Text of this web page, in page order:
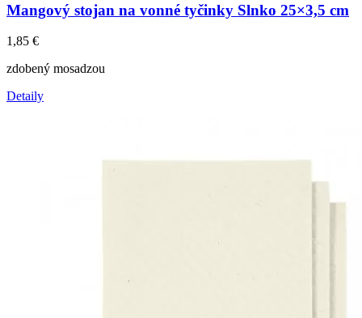
Mangový stojan na vonné tyčinky Slnko 25×3,5 cm
1,85 €
zdobený mosadzou
Detaily